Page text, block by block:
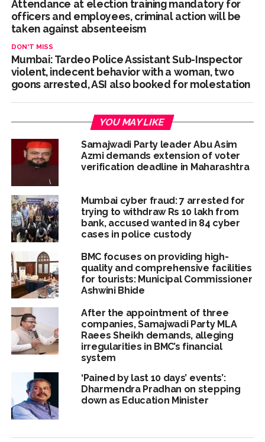
outcome ...
Attendance at election training mandatory for
officers and employees, criminal action will be
taken against absenteeism
DON'T MISS
Mumbai: Tardeo Police Assistant Sub-Inspector
violent, indecent behavior with a woman, two
goons arrested, ASI also booked for molestation
YOU MAY LIKE
Samajwadi Party leader Abu Asim
Azmi demands extension of voter
verification deadline in Maharashtra
Mumbai cyber fraud: 7 arrested for
trying to withdraw Rs 10 lakh from
bank, accused wanted in 84 cyber
cases in police custody
BMC focuses on providing high-
quality and comprehensive facilities
for tourists: Municipal Commissioner
Ashwini Bhide
After the appointment of three
companies, Samajwadi Party MLA
Raees Sheikh demands, alleging
irregularities in BMC’s financial
system
‘Pained by last 10 days’ events’:
Dharmendra Pradhan on stepping
down as Education Minister